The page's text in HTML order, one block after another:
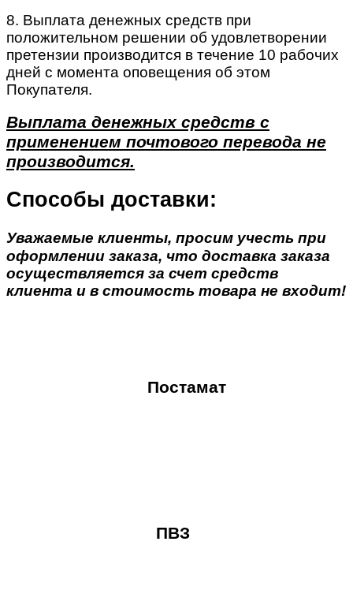
8. Выплата денежных средств при
положительном решении об удовлетворении
претензии производится в течение 10 рабочих
дней с момента оповещения об этом
Покупателя.
Выплата денежных средств с
применением почтового перевода не
производится.
Способы доставки:
Уважаемые клиенты, просим учесть при
оформлении заказа, что доставка заказа
осуществляется за счет средств
клиента и в стоимость товара не входит!
Постамат
ПВЗ